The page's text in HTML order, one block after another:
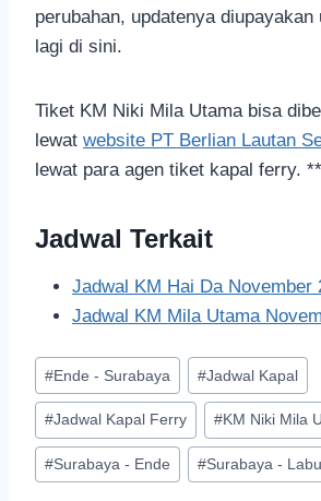
perubahan, updatenya
lagi di sini.
Tiket KM Niki Mila Utama bisa
lewat website PT Berlian Lautan
lewat para agen tiket kapal ferry.
Jadwal Terkait
Jadwal KM Hai Da November
Jadwal KM Mila Utama
#Ende - Surabaya #Jadwal Kapal
#Jadwal Kapal Ferry #KM Niki Mila
#Surabaya - Ende #Surabaya -